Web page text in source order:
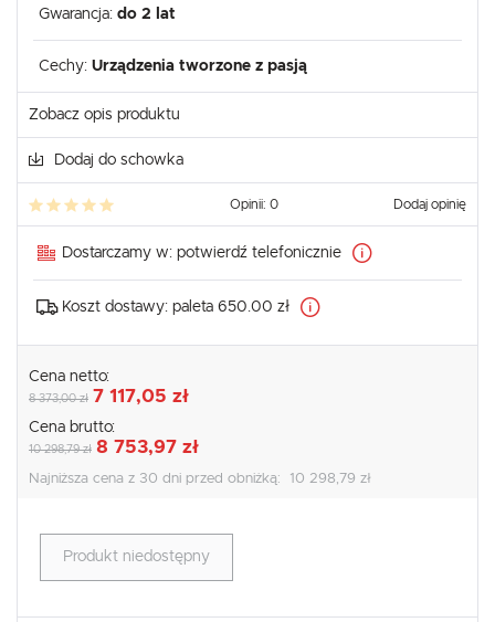
Gwarancja: do 2 lat
Cechy: Urządzenia tworzone z pasją
Zobacz opis produktu
Dodaj do schowka
Opinii: 0 Dodaj opinię
Dostarczamy w: potwierdź telefonicznie
Koszt dostawy: paleta 650.00 zł
Cena netto:
8 373,00 zł 7 117,05 zł
Cena brutto:
10 298,79 zł 8 753,97 zł
Najniższa cena z 30 dni przed obniżką: 10 298,79 zł
Produkt niedostępny